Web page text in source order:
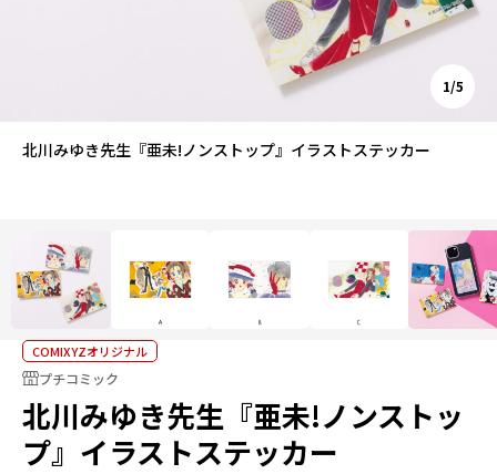
北川みゆき先生『亜未!ノンストップ』イラストステッカー
1/5
COMIXYZオリジナル
プチコミック
北川みゆき先生『亜未!ノンストッ
プ』イラストステッカー